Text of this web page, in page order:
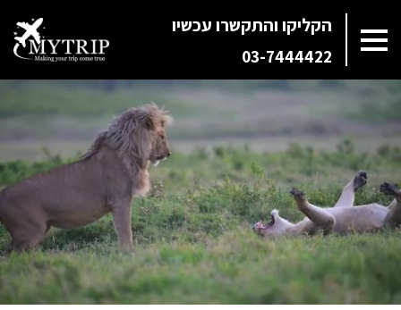
הקליקו והתקשרו עכשיו
03-7444422